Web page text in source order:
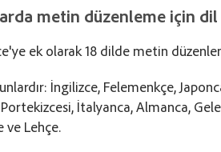
metin düzenleme için
ek olarak 18 dilde metin
İngilizce, Felemenkçe,
İtalyanca, Almanca,
ve Lehçe.